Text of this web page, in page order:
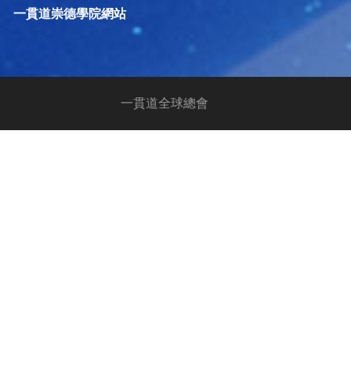
一貫道崇德學院網站
一貫道全球總會